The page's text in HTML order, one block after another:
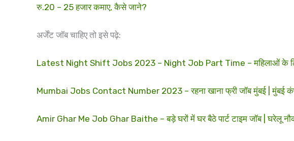
रु.20 – 25 हजार कमाए, कैसे जाने?
अर्जेंट जॉब चाहिए तो इसे पढ़े:
Latest Night Shift Jobs 2023 – Night Job Part Time – महिलाओं के लिए
Mumbai Jobs Contact Number 2023 – रहना खाना फ्री जॉब मुंबई | मुंबई
Amir Ghar Me Job Ghar Baithe – बड़े घरों में घर बैठे पार्ट टाइम जॉब | घरेलू